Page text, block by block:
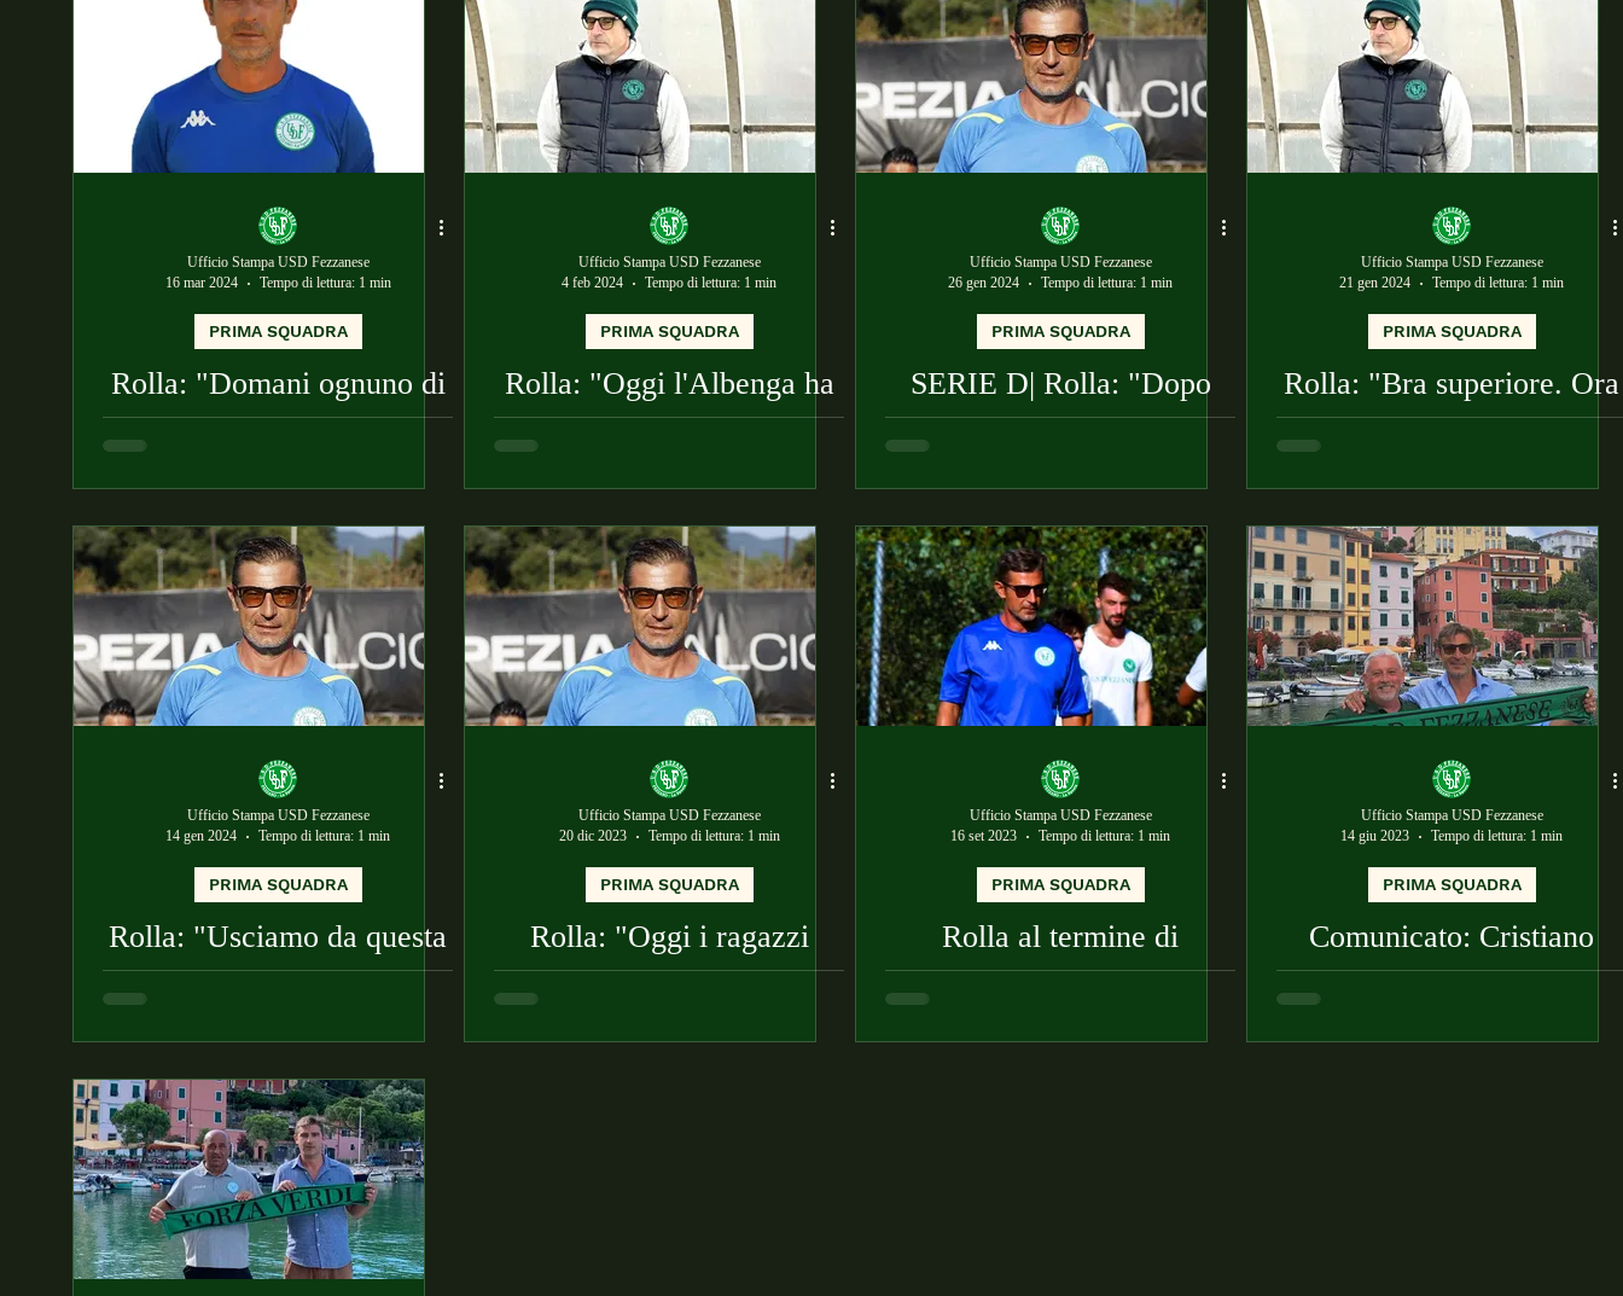
Ufficio Stampa USD Fezzanese
16 mar 2024
Tempo di lettura: 1 min
PRIMA SQUADRA
Rolla: "Domani ognuno di
noi deve dare qualcosa di
Ufficio Stampa USD Fezzanese
4 feb 2024
Tempo di lettura: 1 min
PRIMA SQUADRA
Rolla: "Oggi l'Albenga ha
meritato di vincere"
Ufficio Stampa USD Fezzanese
26 gen 2024
Tempo di lettura: 1 min
PRIMA SQUADRA
SERIE D| Rolla: "Dopo
Bra c'è voglia di riscatto"
Ufficio Stampa USD Fezzanese
21 gen 2024
Tempo di lettura: 1 min
PRIMA SQUADRA
Rolla: "Bra superiore. Ora
rialziamo la testa"
Ufficio Stampa USD Fezzanese
14 gen 2024
Tempo di lettura: 1 min
PRIMA SQUADRA
Rolla: "Usciamo da questa
trasferta con un punto
Ufficio Stampa USD Fezzanese
20 dic 2023
Tempo di lettura: 1 min
PRIMA SQUADRA
Rolla: "Oggi i ragazzi
hanno dato tutto"
Ufficio Stampa USD Fezzanese
16 set 2023
Tempo di lettura: 1 min
PRIMA SQUADRA
Rolla al termine di
Fezzanese-Vogherse:
"Stiamo crescendo anche
grazie alla società"
Ufficio Stampa USD Fezzanese
14 giu 2023
Tempo di lettura: 1 min
PRIMA SQUADRA
Comunicato: Cristiano
Rolla